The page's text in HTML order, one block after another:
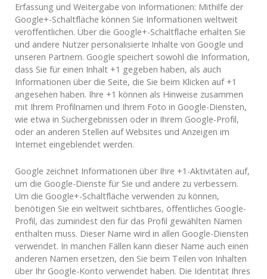
Erfassung und Weitergabe von Informationen: Mithilfe der
Google+-Schaltfläche können Sie Informationen weltweit
veröffentlichen. Über die Google+-Schaltfläche erhalten Sie
und andere Nutzer personalisierte Inhalte von Google und
unseren Partnern. Google speichert sowohl die Information,
dass Sie für einen Inhalt +1 gegeben haben, als auch
Informationen über die Seite, die Sie beim Klicken auf +1
angesehen haben. Ihre +1 können als Hinweise zusammen
mit Ihrem Profilnamen und Ihrem Foto in Google-Diensten,
wie etwa in Suchergebnissen oder in Ihrem Google-Profil,
oder an anderen Stellen auf Websites und Anzeigen im
Internet eingeblendet werden.
Google zeichnet Informationen über Ihre +1-Aktivitäten auf,
um die Google-Dienste für Sie und andere zu verbessern.
Um die Google+-Schaltfläche verwenden zu können,
benötigen Sie ein weltweit sichtbares, öffentliches Google-
Profil, das zumindest den für das Profil gewählten Namen
enthalten muss. Dieser Name wird in allen Google-Diensten
verwendet. In manchen Fällen kann dieser Name auch einen
anderen Namen ersetzen, den Sie beim Teilen von Inhalten
über Ihr Google-Konto verwendet haben. Die Identität Ihres